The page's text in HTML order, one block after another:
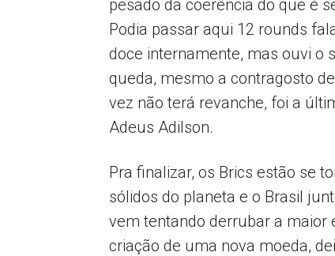
pesado da coerência do que é
Podia passar aqui 12 rounds
doce internamente, mas ouvi o
queda, mesmo a contragosto
vez não terá revanche, foi a
Adeus Adilson.
Pra finalizar, os Brics estão se
sólidos do planeta e o Brasil
vem tentando derrubar a maior
criação de uma nova moeda,